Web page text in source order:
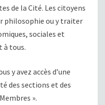
de la Cité. Les citoyens
philosophie ou y traiter
sociales et
à tous.
y avez accès d’une
des sections et des
».